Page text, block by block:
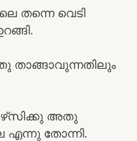
തന്നെ വെടി
താങ്ങാവുന്നതിലും
അതു
തോന്നി.